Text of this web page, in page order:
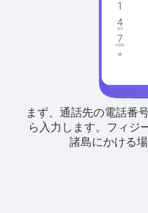
まず、通話先の電話番
ら入力します。 フィジ
諸島にかける場